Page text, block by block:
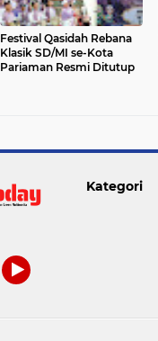
Festival Qasidah Rebana
Klasik SD/MI se-Kota
Pariaman Resmi Ditutup
Kategori